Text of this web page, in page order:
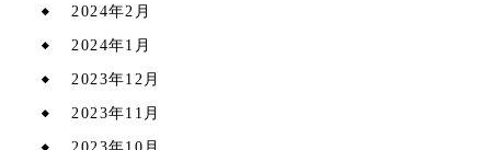
2024年2月
2024年1月
2023年12月
2023年11月